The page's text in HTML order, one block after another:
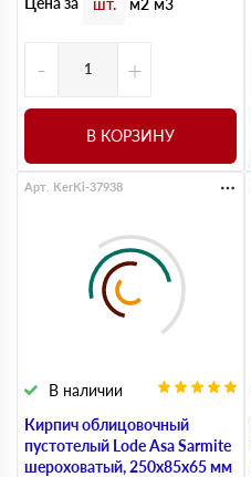
шт. м2 м3
- +
В КОРЗИНУ
Кирпич облицовочный
пустотелый Lode Asa Sarmite
шероховатый, 250х85х65 мм
В наличии
Арт. KerKi-37938